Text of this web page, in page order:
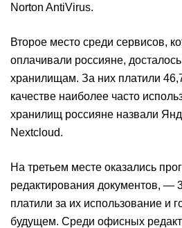
Norton AntiVirus.
Второе место среди сервисов,
оплачивали россияне,
хранилищам. За них платили
качестве наиболее часто
хранилищ россияне назвали
Nextcloud.
На третьем месте оказались
редактирования документов, —
платили за их использование и
будущем. Среди офисных